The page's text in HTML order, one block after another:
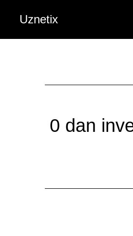
Uznetix
0 dan